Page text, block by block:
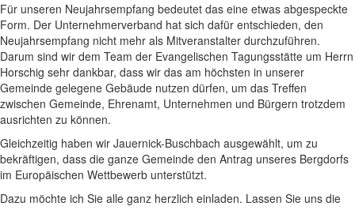
Für unseren Neujahrsempfang bedeutet das eine etwas abgespeckte
Form. Der Unternehmerverband hat sich dafür entschieden, den
Neujahrsempfang nicht mehr als Mitveranstalter durchzuführen.
Darum sind wir dem Team der Evangelischen Tagungsstätte um Herrn
Horschig sehr dankbar, dass wir das am höchsten in unserer
Gemeinde gelegene Gebäude nutzen dürfen, um das Treffen
zwischen Gemeinde, Ehrenamt, Unternehmen und Bürgern trotzdem
ausrichten zu können.
Gleichzeitig haben wir Jauernick-Buschbach ausgewählt, um zu
bekräftigen, dass die ganze Gemeinde den Antrag unseres Bergdorfs
im Europäischen Wettbewerb unterstützt.
Dazu möchte ich Sie alle ganz herzlich einladen. Lassen Sie uns die